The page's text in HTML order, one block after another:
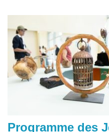
Programme des